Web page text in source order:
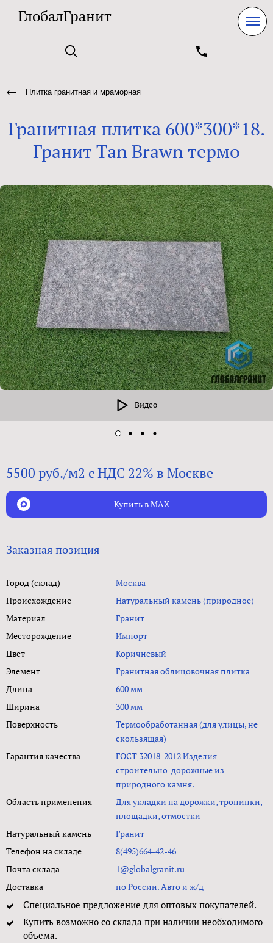
ГлобалГранит
Плитка гранитная и мраморная
Гранитная плитка 600*300*18.
Гранит Tan Brawn термо
Видео
5500 руб./м2 с НДС 22% в Москве
Купить в MAX
Заказная позиция
Город (склад)
Москва
Происхождение
Натуральный камень (природное)
Материал
Гранит
Месторождение
Импорт
Цвет
Коричневый
Элемент
Гранитная облицовочная плитка
Длина
600 мм
Ширина
300 мм
Поверхность
Термообработанная (для улицы, не
скользящая)
Гарантия качества
ГОСТ 32018-2012 Изделия
строительно-дорожные из
природного камня.
Область применения
Для укладки на дорожки, тропинки,
площадки, отмостки
Натуральный камень
Гранит
Телефон на складе
8(495)664-42-46
Почта склада
1@globalgranit.ru
Доставка
по России. Авто и ж/д
Специальное предложение для оптовых покупателей.
Купить возможно со склада при наличии необходимого
объема.